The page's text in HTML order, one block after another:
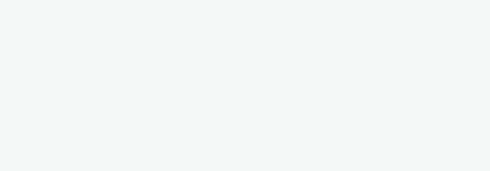
am 23.09.2025